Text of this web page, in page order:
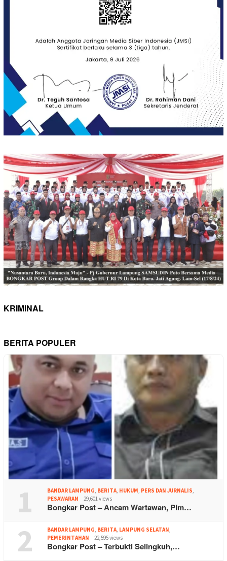
KRIMINAL
BERITA POPULER
1 BANDAR LAMPUNG, BERITA, HUKUM, PERS DAN JURNALIS,
PESAWARAN
29,601 views
Bongkar Post – Ancam Wartawan, Pim…
2 BANDAR LAMPUNG, BERITA, LAMPUNG SELATAN,
PEMERINTAHAN
22,595 views
Bongkar Post – Terbukti Selingkuh,…